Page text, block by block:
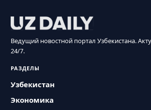
Ведущий новостной портал Узбекистана.
24/7.
РАЗДЕЛЫ
Узбекистан
Экономика